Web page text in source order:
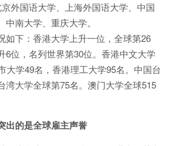
外国语大学、上海外国语大学、中国
南大学、重庆大学。
如下：香港大学上升一位，全球第26
6位，名列世界第30位。香港中文大学
大学49名，香港理工大学95名。中国台
湾大学全球第75名。澳门大学全球515
出的是全球雇主声誉